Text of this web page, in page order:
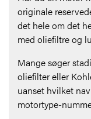
originale
det hele om det
med oliefiltre og
Mange søger
oliefilter eller
uanset hvilket
motortype-